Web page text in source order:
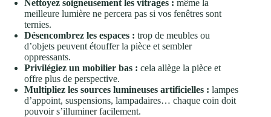
Nettoyez soigneusement les vitrages : même la
meilleure lumière ne percera pas si vos fenêtres sont
ternies.
Désencombrez les espaces : trop de meubles ou
d’objets peuvent étouffer la pièce et sembler
oppressants.
Privilégiez un mobilier bas : cela allège la pièce et
offre plus de perspective.
Multipliez les sources lumineuses artificielles : lampes
d’appoint, suspensions, lampadaires… chaque coin doit
pouvoir s’illuminer facilement.